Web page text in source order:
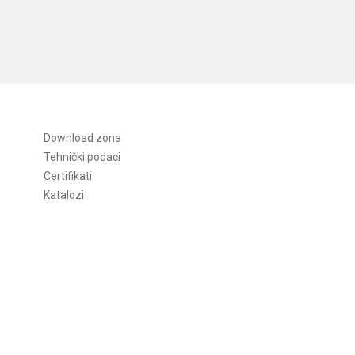
Download zona
Tehnički podaci
Certifikati
Katalozi